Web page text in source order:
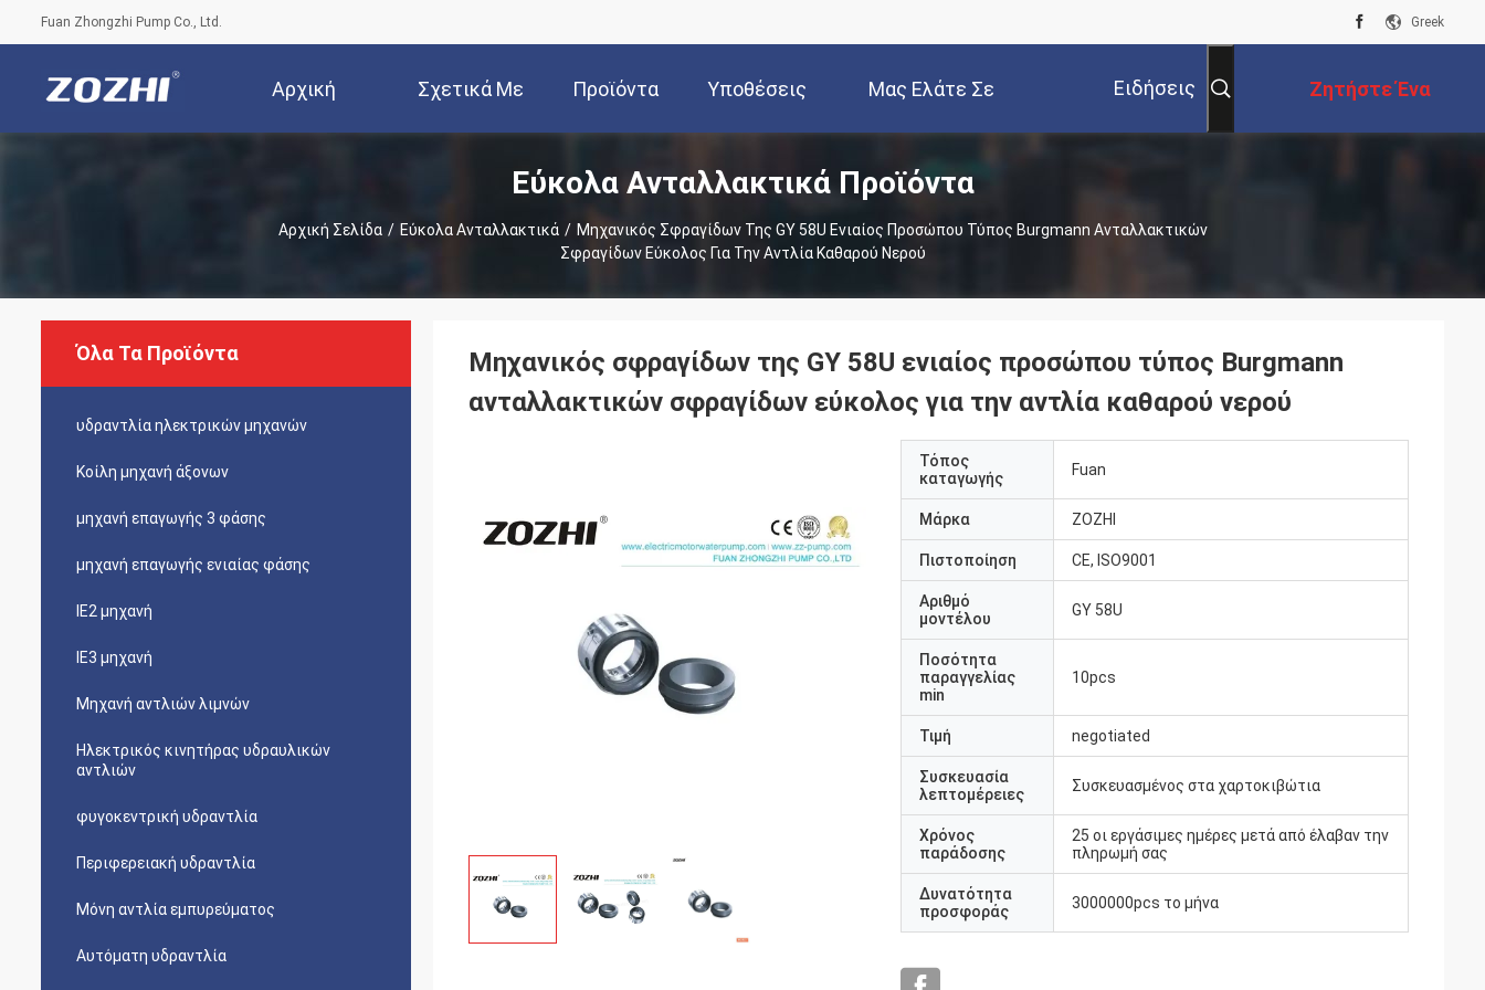
Fuan Zhongzhi Pump Co., Ltd. Greek
Αρχική Σχετικά Με
Εμάς
Προϊόντα Υποθέσεις Μας Ελάτε Σε
Επαφή Με
Ειδήσεις Ζητήστε Ένα
Απόσπασμα
Εύκολα Ανταλλακτικά Προϊόντα
Αρχική Σελίδα / Εύκολα Ανταλλακτικά / Μηχανικός Σφραγίδων Της GY 58U Ενιαίος Προσώπου Τύπος Burgmann Ανταλλακτικών
Σφραγίδων Εύκολος Για Την Αντλία Καθαρού Νερού
Όλα Τα Προϊόντα
υδραντλία ηλεκτρικών μηχανών
Κοίλη μηχανή άξονων
μηχανή επαγωγής 3 φάσης
μηχανή επαγωγής ενιαίας φάσης
IE2 μηχανή
IE3 μηχανή
Μηχανή αντλιών λιμνών
Ηλεκτρικός κινητήρας υδραυλικών
αντλιών
φυγοκεντρική υδραντλία
Περιφερειακή υδραντλία
Μόνη αντλία εμπυρεύματος
Αυτόματη υδραντλία
Μηχανικός σφραγίδων της GY 58U ενιαίος προσώπου τύπος Burgmann
ανταλλακτικών σφραγίδων εύκολος για την αντλία καθαρού νερού
Τόπος
καταγωγής
Fuan
Μάρκα ZOZHI
Πιστοποίηση CE, ISO9001
Αριθμό
μοντέλου
GY 58U
Ποσότητα
παραγγελίας
min
10pcs
Τιμή negotiated
Συσκευασία
λεπτομέρειες
Συσκευασμένος στα χαρτοκιβώτια
Χρόνος
παράδοσης
25 οι εργάσιμες ημέρες μετά από έλαβαν την
πληρωμή σας
Δυνατότητα
προσφοράς
3000000pcs το μήνα